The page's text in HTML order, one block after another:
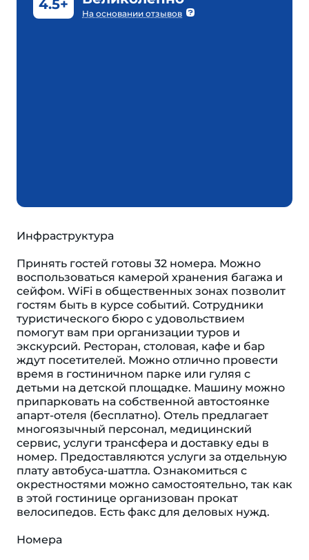
4.5+
На основании отзывов
Инфраструктура
Принять гостей готовы 32 номера. Можно
воспользоваться камерой хранения багажа и
сейфом. WiFi в общественных зонах позволит
гостям быть в курсе событий. Сотрудники
туристического бюро с удовольствием
помогут вам при организации туров и
экскурсий. Ресторан, столовая, кафе и бар
ждут посетителей. Можно отлично провести
время в гостиничном парке или гуляя с
детьми на детской площадке. Машину можно
припарковать на собственной автостоянке
апарт-отеля (бесплатно). Отель предлагает
многоязычный персонал, медицинский
сервис, услуги трансфера и доставку еды в
номер. Предоставляются услуги за отдельную
плату автобуса-шаттла. Ознакомиться с
окрестностями можно самостоятельно, так как
в этой гостинице организован прокат
велосипедов. Есть факс для деловых нужд.
Номера